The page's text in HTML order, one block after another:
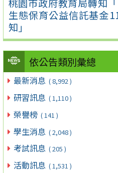
桃園市政府教育局轉知
生態保育公益信託基金
知」
依公告類別彙總
最新消息 ( 8,992 )
研習訊息 ( 1,110 )
榮譽榜 ( 141 )
學生消息 ( 2,048 )
考試訊息 ( 205 )
活動訊息 ( 1,531 )